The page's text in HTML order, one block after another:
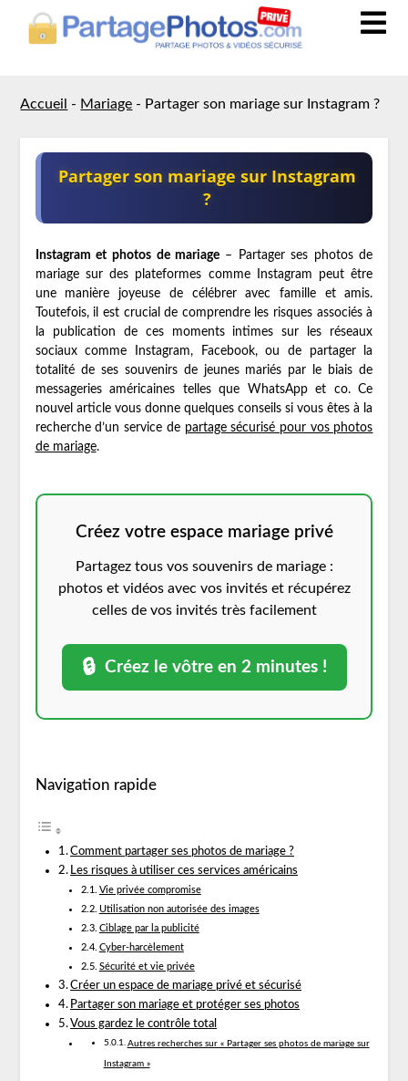
Accueil - Mariage - Partager son mariage sur Instagram ?
Partager son mariage sur Instagram
?
Instagram et photos de mariage – Partager ses photos de
mariage sur des plateformes comme Instagram peut être
une manière joyeuse de célébrer avec famille et amis.
Toutefois, il est crucial de comprendre les risques associés à
la publication de ces moments intimes sur les réseaux
sociaux comme Instagram, Facebook, ou de partager la
totalité de ses souvenirs de jeunes mariés par le biais de
messageries américaines telles que WhatsApp et co. Ce
nouvel article vous donne quelques conseils si vous êtes à la
recherche d’un service de partage sécurisé pour vos photos
de mariage.
Créez votre espace mariage privé
Partagez tous vos souvenirs de mariage :
photos et vidéos avec vos invités et récupérez
celles de vos invités très facilement
🔒 Créez le vôtre en 2 minutes !
Navigation rapide
Comment partager ses photos de mariage ?
Les risques à utiliser ces services américains
Vie privée compromise
Utilisation non autorisée des images
Ciblage par la publicité
Cyber-harcèlement
Sécurité et vie privée
Créer un espace de mariage privé et sécurisé
Partager son mariage et protéger ses photos
Vous gardez le contrôle total
Autres recherches sur « Partager ses photos de mariage sur
Instagram »